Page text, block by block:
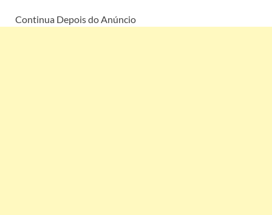
Continua Depois do Anúncio